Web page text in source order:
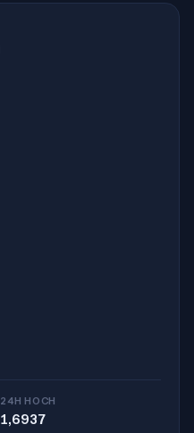
24H HOCH
1,6937